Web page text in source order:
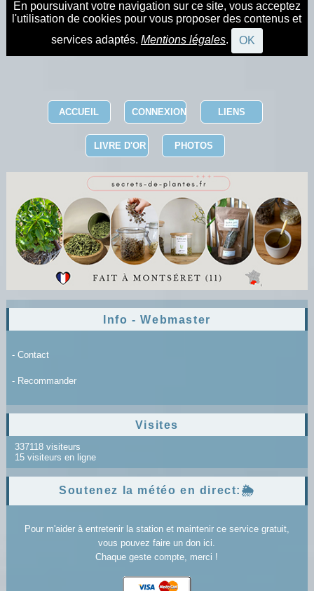
En poursuivant votre navigation sur ce site, vous acceptez
l'utilisation de cookies pour vous proposer des contenus et
services adaptés. Mentions légales. OK
ACCUEIL CONNEXION LIENS
LIVRE D'OR PHOTOS
Info - Webmaster
- Contact
- Recommander
Visites
337118 visiteurs
15 visiteurs en ligne
Soutenez la météo en direct:🌦️
Pour m'aider à entretenir la station et maintenir ce service gratuit,
vous pouvez faire un don ici.
Chaque geste compte, merci !